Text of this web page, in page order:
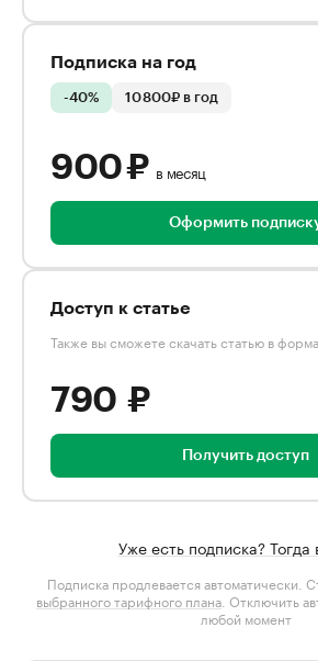
Подписка на год
-40% 10 800₽ в год
900 ₽ в месяц
Оформить
Доступ к статье
Также вы сможете скачать статью в
790 ₽
Получить доступ
Уже есть подписка? Тогда
Подписка продлевается автоматически.
выбранного тарифного плана . Отключить
любой момент